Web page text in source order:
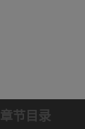
章节目录